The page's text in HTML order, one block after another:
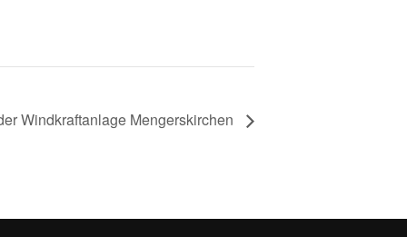
Windkraftanlage Mengerskirchen